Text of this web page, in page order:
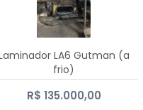
LA6 Gutman (a
frio)
R$ 135.000,00